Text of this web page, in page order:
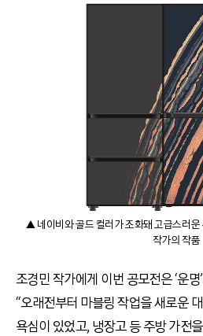
▲ 네이비와 골드 컬러가 조화돼 고급스러운
작가의 작품
조경민 작가에게 이번 공모전은 ‘운
“오래전부터 마블링 작업을 새로운
욕심이 있었고, 냉장고 등 주방 가전